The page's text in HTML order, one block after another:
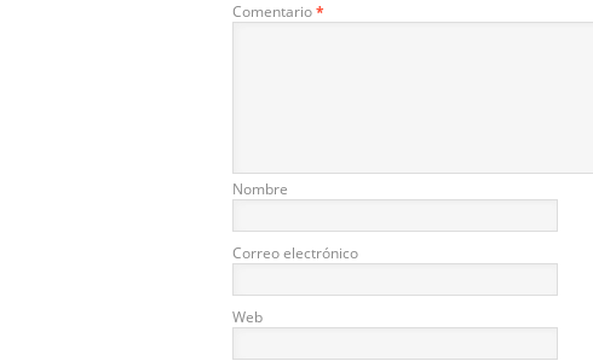
Comentario*
Nombre
Correo electrónico
Web